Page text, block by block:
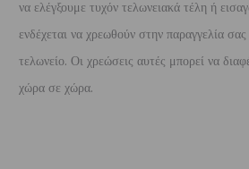
να ελέγξουμε τυχόν τελωνειακά τέλη ή
ενδέχεται να χρεωθούν στην παραγγελία
τελωνείο. Οι χρεώσεις αυτές μπορεί να
χώρα σε χώρα.